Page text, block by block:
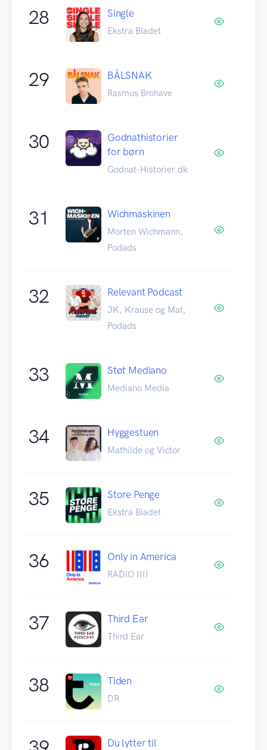
28 Single
Ekstra Bladet
29 BÅLSNAK
Rasmus Brohave
30
Godnathistorier
for børn
Godnat-Historier.dk
31 Wichmaskinen
Morten Wichmann,
Podads
32 Relevant Podcast
JK, Krause og Mat,
Podads
33 Støt Mediano
Mediano Media
34 Hyggestuen
Mathilde og Victor
35 Store Penge
Ekstra Bladet
36 Only in America
RADIO IIII
37 Third Ear
Third Ear
38 Tiden
DR
Du lytter til